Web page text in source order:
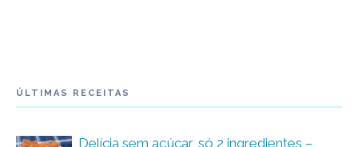
ÚLTIMAS RECEITAS
Delícia sem açúcar, só 2 ingredientes –